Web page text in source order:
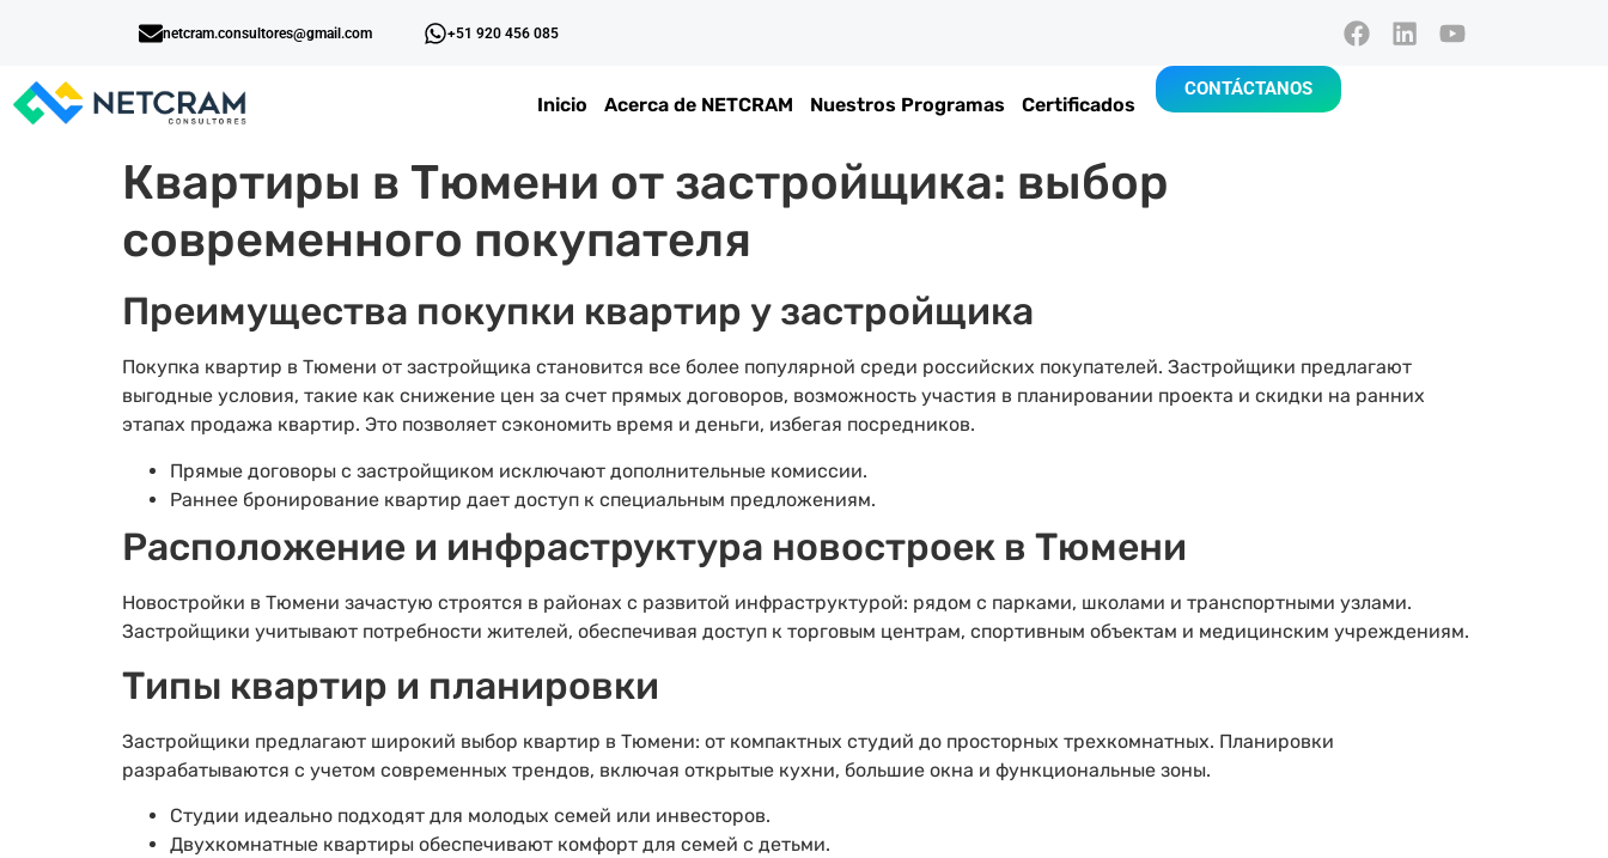
+51 920 456 085
netcram.consultores@gmail.com
Inicio Acerca de NETCRAM Nuestros Programas Certificados
CONTÁCTANOS
Квартиры в Тюмени от застройщика: выбор
современного покупателя
Преимущества покупки квартир у застройщика
Покупка квартир в Тюмени от застройщика становится все более популярной среди российских покупателей. Застройщики предлагают
выгодные условия, такие как снижение цен за счет прямых договоров, возможность участия в планировании проекта и скидки на ранних
этапах продажа квартир. Это позволяет сэкономить время и деньги, избегая посредников.
Прямые договоры с застройщиком исключают дополнительные комиссии.
Раннее бронирование квартир дает доступ к специальным предложениям.
Расположение и инфраструктура новостроек в Тюмени
Новостройки в Тюмени зачастую строятся в районах с развитой инфраструктурой: рядом с парками, школами и транспортными узлами.
Застройщики учитывают потребности жителей, обеспечивая доступ к торговым центрам, спортивным объектам и медицинским учреждениям.
Типы квартир и планировки
Застройщики предлагают широкий выбор квартир в Тюмени: от компактных студий до просторных трехкомнатных. Планировки
разрабатываются с учетом современных трендов, включая открытые кухни, большие окна и функциональные зоны.
Студии идеально подходят для молодых семей или инвесторов.
Двухкомнатные квартиры обеспечивают комфорт для семей с детьми.